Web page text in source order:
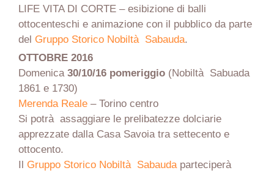
LIFE VITA DI CORTE – esibizione di balli
ottocenteschi e animazione con il pubblico da parte
del Gruppo Storico Nobiltà Sabauda.
OTTOBRE 2016
Domenica 30/10/16 pomeriggio (Nobiltà Sabuada
1861 e 1730)
Merenda Reale – Torino centro
Si potrà assaggiare le prelibatezze dolciarie
apprezzate dalla Casa Savoia tra settecento e
ottocento.
Il Gruppo Storico Nobiltà Sabauda parteciperà